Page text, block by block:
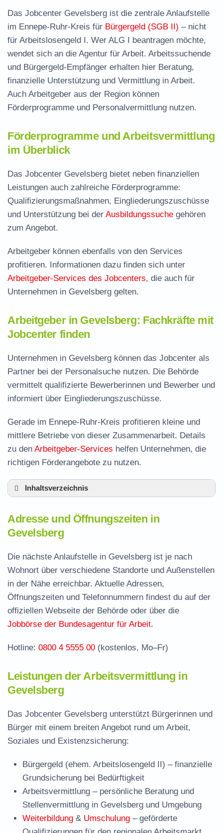
Das Jobcenter Gevelsberg ist die zentrale Anlaufstelle
im Ennepe-Ruhr-Kreis für Bürgergeld (SGB II) – nicht
für Arbeitslosengeld I. Wer ALG I beantragen möchte,
wendet sich an die Agentur für Arbeit. Arbeitssuchende
und Bürgergeld-Empfänger erhalten hier Beratung,
finanzielle Unterstützung und Vermittlung in Arbeit.
Auch Arbeitgeber aus der Region können
Förderprogramme und Personalvermittlung nutzen.
Förderprogramme und Arbeitsvermittlung
im Überblick
Das Jobcenter Gevelsberg bietet neben finanziellen
Leistungen auch zahlreiche Förderprogramme:
Qualifizierungsmaßnahmen, Eingliederungszuschüsse
und Unterstützung bei der Ausbildungssuche gehören
zum Angebot.
Arbeitgeber können ebenfalls von den Services
profitieren. Informationen dazu finden sich unter
Arbeitgeber-Services des Jobcenters, die auch für
Unternehmen in Gevelsberg gelten.
Arbeitgeber in Gevelsberg: Fachkräfte mit
Jobcenter finden
Unternehmen in Gevelsberg können das Jobcenter als
Partner bei der Personalsuche nutzen. Die Behörde
vermittelt qualifizierte Bewerberinnen und Bewerber und
informiert über Eingliederungszuschüsse.
Gerade im Ennepe-Ruhr-Kreis profitieren kleine und
mittlere Betriebe von dieser Zusammenarbeit. Details
zu den Arbeitgeber-Services helfen Unternehmen, die
richtigen Förderangebote zu nutzen.
Inhaltsverzeichnis
Leistungen der Arbeitsvermittlung in
Gevelsberg
Termin vereinbaren und Bürgergeld beantragen
Jobcenter Ennepe-Ruhr-Kreis – zuständige
Stelle
Stellenangebote und Jobbörse in Gevelsberg
Häufige Fragen rund ums Jobcenter
Adresse und Öffnungszeiten in
Gevelsberg
Die nächste Anlaufstelle in Gevelsberg ist je nach
Wohnort über verschiedene Standorte und Außenstellen
in der Nähe erreichbar. Aktuelle Adressen,
Öffnungszeiten und Telefonnummern findest du auf der
offiziellen Webseite der Behörde oder über die
Jobbörse der Bundesagentur für Arbeit.
Hotline: 0800 4 5555 00 (kostenlos, Mo–Fr)
Leistungen der Arbeitsvermittlung in
Gevelsberg
Das Jobcenter Gevelsberg unterstützt Bürgerinnen und
Bürger mit einem breiten Angebot rund um Arbeit,
Soziales und Existenzsicherung:
Bürgergeld (ehem. Arbeitslosengeld II) – finanzielle
Grundsicherung bei Bedürftigkeit
Arbeitsvermittlung – persönliche Beratung und
Stellenvermittlung in Gevelsberg und Umgebung
Weiterbildung & Umschulung – geförderte